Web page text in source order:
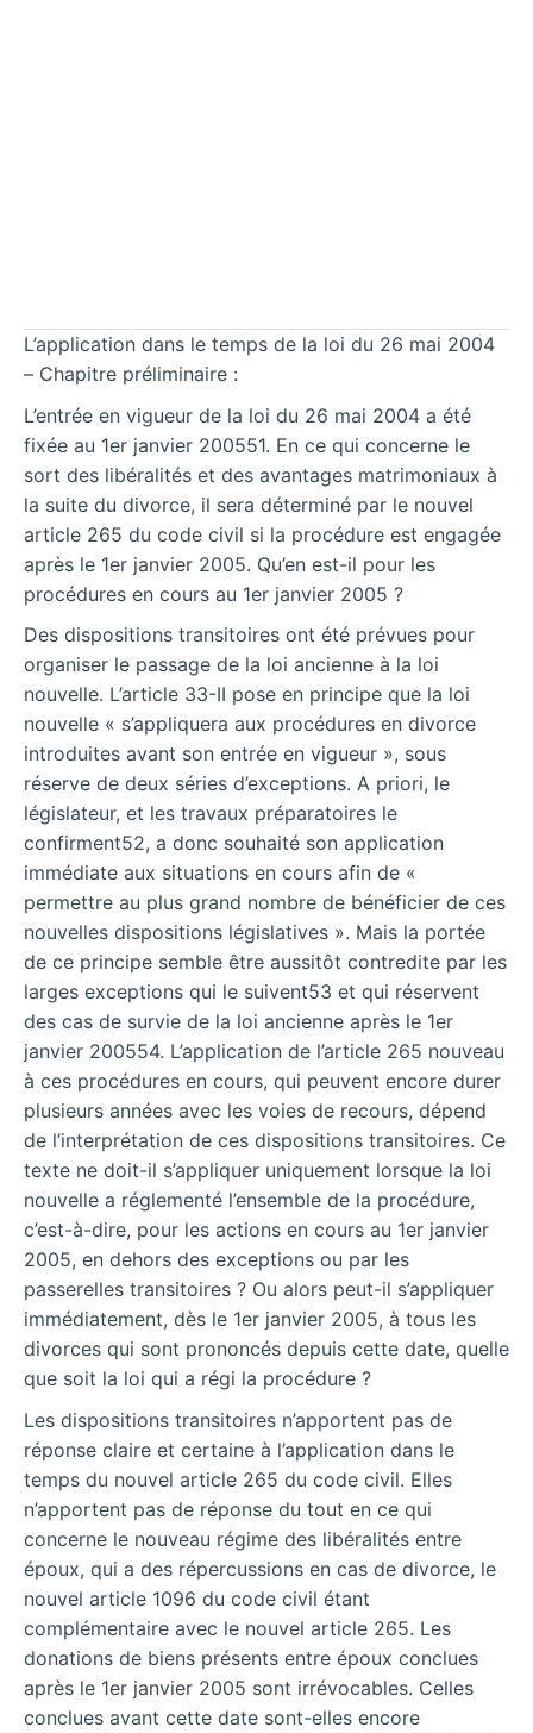
L’application dans le temps de la loi du 26 mai 2004
– Chapitre préliminaire :
L’entrée en vigueur de la loi du 26 mai 2004 a été
fixée au 1er janvier 200551. En ce qui concerne le
sort des libéralités et des avantages matrimoniaux à
la suite du divorce, il sera déterminé par le nouvel
article 265 du code civil si la procédure est engagée
après le 1er janvier 2005. Qu’en est-il pour les
procédures en cours au 1er janvier 2005 ?
Des dispositions transitoires ont été prévues pour
organiser le passage de la loi ancienne à la loi
nouvelle. L’article 33-II pose en principe que la loi
nouvelle « s’appliquera aux procédures en divorce
introduites avant son entrée en vigueur », sous
réserve de deux séries d’exceptions. A priori, le
législateur, et les travaux préparatoires le
confirment52, a donc souhaité son application
immédiate aux situations en cours afin de «
permettre au plus grand nombre de bénéficier de ces
nouvelles dispositions législatives ». Mais la portée
de ce principe semble être aussitôt contredite par les
larges exceptions qui le suivent53 et qui réservent
des cas de survie de la loi ancienne après le 1er
janvier 200554. L’application de l’article 265 nouveau
à ces procédures en cours, qui peuvent encore durer
plusieurs années avec les voies de recours, dépend
de l’interprétation de ces dispositions transitoires. Ce
texte ne doit-il s’appliquer uniquement lorsque la loi
nouvelle a réglementé l’ensemble de la procédure,
c’est-à-dire, pour les actions en cours au 1er janvier
2005, en dehors des exceptions ou par les
passerelles transitoires ? Ou alors peut-il s’appliquer
immédiatement, dès le 1er janvier 2005, à tous les
divorces qui sont prononcés depuis cette date, quelle
que soit la loi qui a régi la procédure ?
Les dispositions transitoires n’apportent pas de
réponse claire et certaine à l’application dans le
temps du nouvel article 265 du code civil. Elles
n’apportent pas de réponse du tout en ce qui
concerne le nouveau régime des libéralités entre
époux, qui a des répercussions en cas de divorce, le
nouvel article 1096 du code civil étant
complémentaire avec le nouvel article 265. Les
donations de biens présents entre époux conclues
après le 1er janvier 2005 sont irrévocables. Celles
conclues avant cette date sont-elles encore